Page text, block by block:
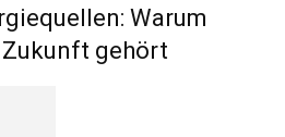
Warum
gehört